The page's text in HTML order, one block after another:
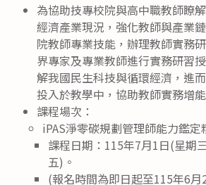
為協助技專校院與高中職教師瞭
經濟產業現況，強化教師與產業
院教師專業技能，辦理教師實務
界專家及專業教師進行實務研習
解我國民生科技與循環經濟，進
投入於教學中，協助教師實務增能
課程場次：
iPAS淨零碳規劃管理師能力鑑定
課程日期：115年7月1日(星期
五)。
(報名時間為即日起至115年6月